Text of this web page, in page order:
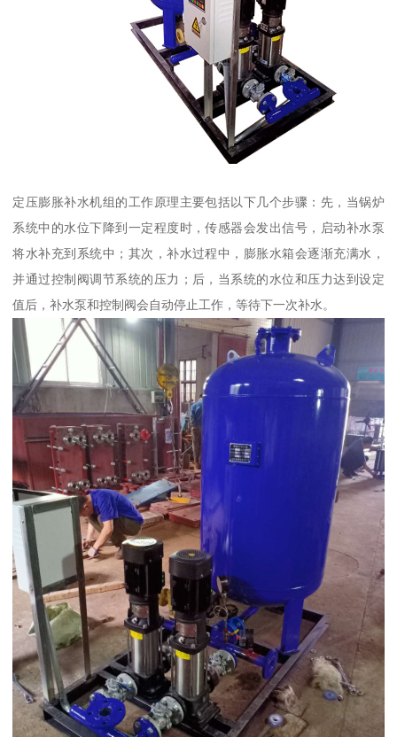
定压膨胀补水机组的工作原理主要包括以下几个步骤：先，当锅炉
系统中的水位下降到一定程度时，传感器会发出信号，启动补水泵
将水补充到系统中；其次，补水过程中，膨胀水箱会逐渐充满水，
并通过控制阀调节系统的压力；后，当系统的水位和压力达到设定
值后，补水泵和控制阀会自动停止工作，等待下一次补水。